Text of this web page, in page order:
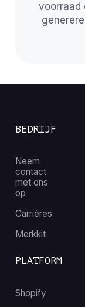
voorraad
BEDRIJF
Neem
contact
met ons
op
Carrières
Merkkit
PLATFORM
Shopify